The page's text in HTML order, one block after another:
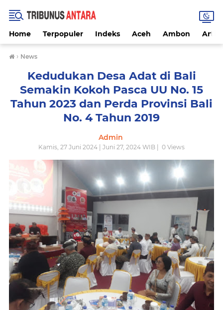
Home Terpopuler Indeks Aceh Ambon
› News
Kedudukan Desa Adat di Bali
Semakin Kokoh Pasca UU No. 15
Tahun 2023 dan Perda Provinsi Bali
No. 4 Tahun 2019
Admin
Kamis, 27 Juni 2024 | Juni 27, 2024 WIB | 0 Views